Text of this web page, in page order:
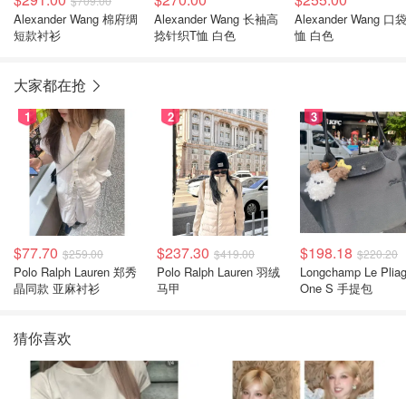
Alexander Wang 棉府绸
短款衬衫
Alexander Wang 长袖高
捻针织T恤 白色
Alexander Wang 口
恤 白色
大家都在抢
1
$77.70 $259.00
Polo Ralph Lauren 郑秀
晶同款 亚麻衬衫
2
$237.30 $419.00
Polo Ralph Lauren 羽绒
马甲
3
$198.18 $220.20
Longchamp Le
One S 手提包
猜你喜欢